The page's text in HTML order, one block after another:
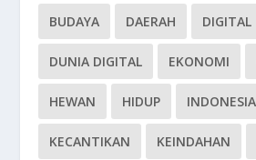
BUDAYA DAERAH DIGITAL
DUNIA DIGITAL EKONOMI
HEWAN HIDUP INDONESIA
KECANTIKAN KEINDAHAN